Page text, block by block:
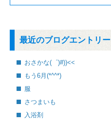
最近のブログエントリー
おさかな(゜)#))<<
もう6月(*^^*)
服
さつまいも
入浴剤